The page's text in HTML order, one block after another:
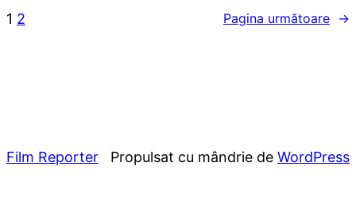
1 2 Pagina următoare →
Film Reporter Propulsat cu mândrie de WordPress